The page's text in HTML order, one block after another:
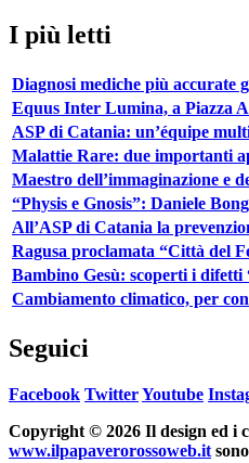
I più letti
Diagnosi mediche più accurate
Equus Inter Lumina, a Piazza
ASP di Catania: un’équipe
Malattie Rare: due importanti
Maestro dell’immaginazione e
“Physis e Gnosis”: Daniele
All’ASP di Catania la
Ragusa proclamata “Città del
Bambino Gesù: scoperti i difetti
Cambiamento climatico, per
Seguici
Facebook TwitterYoutube
Copyright © 2026 Il design ed i
www.ilpapaverorossoweb.it